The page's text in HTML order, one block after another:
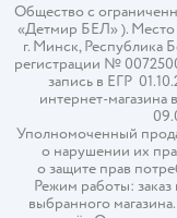
Общество с
«Детмир БЕЛ» ). Место
г. Минск, Республика
регистрации №
запись в ЕГР
интернет-магазина
Уполномоченный
о нарушении их
о защите прав
Режим работы:
выбранного